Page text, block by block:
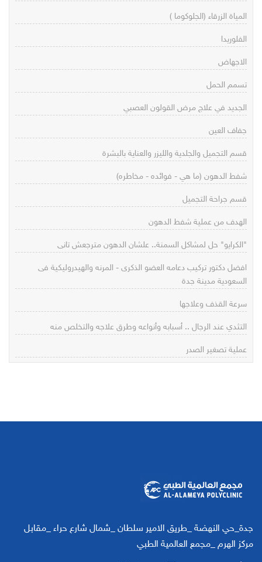
المياة الزرقاء (الجلوكوما )
الفلوريدا
الاجهاض
تسمم الحمل
الجديد في علاج مرض القولون العصبي
جفاف العين
قسم التجميل والجلدية والليزر والعناية بالبشرة
شفط الدهون (ما هي - فوائده - مخاطره)
قسم جراحة التجميل
الهدف من عملية شفط الدهون
"الكرايو" حل لمشاكل السمنة.. علشان الدهون مترجعش تانى
افضل دكتور تركيب دعامه العضو الذكرى - المرنه والهيدروليكية فى
السعودية مدينة جدة
سرعة القذف وعلاجها
التثدي عند الرجال .. أسبابه وأنواعه وطرق علاجه والتخلص منه
عملية تصغير الصدر
جدة_حي النهضة _طريق الامير سلطان _شمال شارع حراء _مقابل
مركز الهرم _مجمع العالمية الطبي